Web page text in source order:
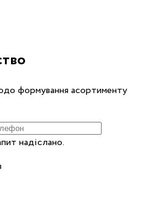
формування асортименту
надіслано.